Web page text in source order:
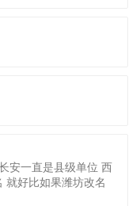
安一直是县级单位 西
就好比如果潍坊改名